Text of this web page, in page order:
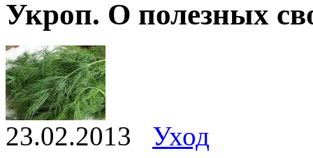
Укроп. О полезных
23.02.2013
Уход